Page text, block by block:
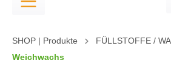
SHOP | Produkte
FÜLLSTOFFE /
Weichwachs